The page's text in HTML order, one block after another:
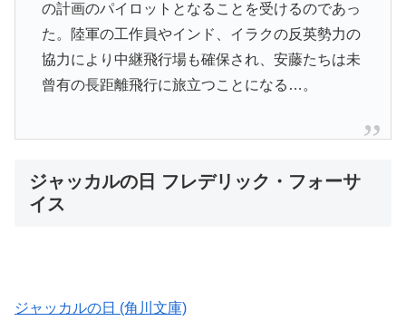
の計画のパイロットとなることを受けるのであっ
た。陸軍の工作員やインド、イラクの反英勢力の
協力により中継飛行場も確保され、安藤たちは未
曾有の長距離飛行に旅立つことになる…。
ジャッカルの日 フレデリック・フォーサ
イス
ジャッカルの日 (角川文庫)